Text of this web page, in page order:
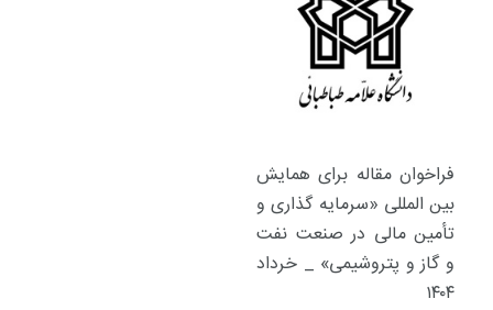
فراخوان مقاله برای همایش
بین المللی «سرمایه گذاری و
تأمین مالی در صنعت نفت
و گاز و پتروشیمی» _ خرداد
۱۴۰۴